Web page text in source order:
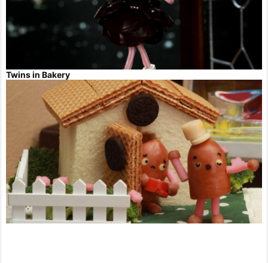
Twins in Bakery